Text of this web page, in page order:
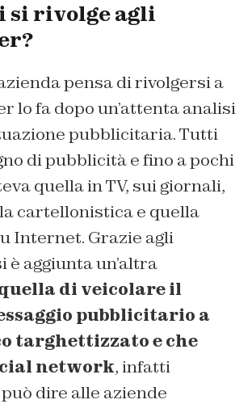
si rivolge agli
pensa di rivolgersi a
lo fa dopo un’attenta analisi
pubblicitaria. Tutti
di pubblicità e fino a pochi
quella in TV, sui giornali,
cartellonistica e quella
Internet. Grazie agli
aggiunta un’altra
di veicolare il
pubblicitario a
targhettizzato e che
network, infatti
dire alle aziende